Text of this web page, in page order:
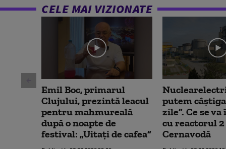
CELE MAI VIZIONATE
Emil Boc, primarul
Clujului, prezintă leacul
pentru mahmureală
după o noapte de
festival: „Uitați de cafea”
putem
zile”. Ce se
cu reactorul 2
Cernavodă